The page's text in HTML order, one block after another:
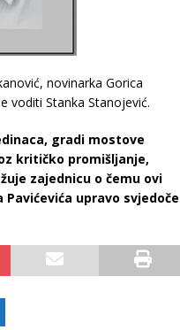
novinarka Gorica
voditi Stanka Stanojević.
gradi mostove
kritičko promišljanje,
zajednicu o čemu ovi
upravo svjedoče